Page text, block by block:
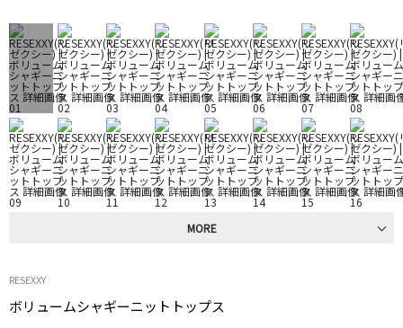
MORE
RESEXXY
ボリュームシャギーニットトップス